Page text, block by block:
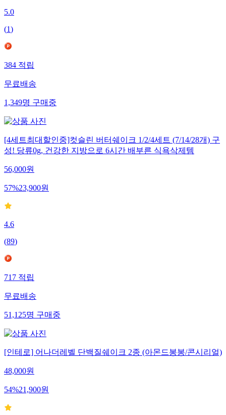
5.0
(1)
384 적립
무료배송
1,349명 구매중
[4세트최대할인중]컷슬린 버터쉐이크 1/2/4세트 (7/14/28개) 구
성! 당류0g, 건강한 지방으로 6시간 배부른 식욕삭제템
56,000원
57%23,900원
4.6
(89)
717 적립
무료배송
51,125명 구매중
[인테로] 어나더레벨 단백질쉐이크 2종 (아몬드봉봉/콘시리얼)
48,000원
54%21,900원